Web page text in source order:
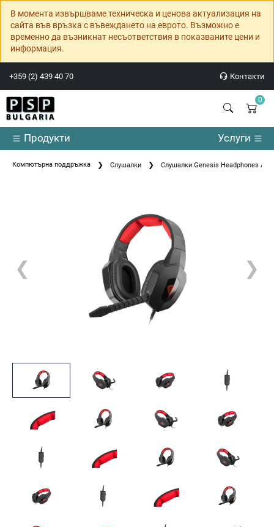
В момента извършваме техническа и ценова актуализация на
сайта във връзка с въвеждането на еврото. Възможно е
временно да възникнат несъответствия в показваните цени и
информация.
+359 (2) 439 40 70 Контакти
0
Продукти Услуги
Компютърна поддръжка Слушалки Слушалки Genesis Headphones
❮ ❯